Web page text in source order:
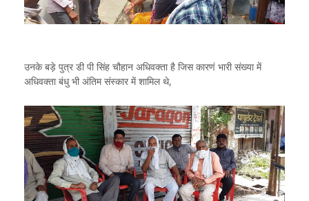
उनके बड़े पुत्र डी पी सिंह चौहान अधिवक्ता है जिस कारणं भारी संख्या में
अधिवक्ता बंधु भी अंतिम संस्कार में शामिल थे,